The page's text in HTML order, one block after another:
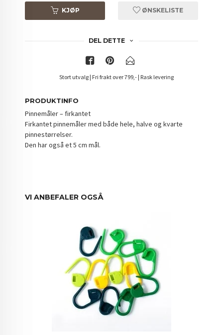
KJØP ØNSKELISTE
DEL DETTE
Stort utvalg | Fri frakt over 799,- | Rask levering
PRODUKTINFO
Pinnemåler – firkantet
Firkantet pinnemåler med både hele, halve og kvarte
pinnestørrelser.
Den har også et 5 cm mål.
VI ANBEFALER OGSÅ